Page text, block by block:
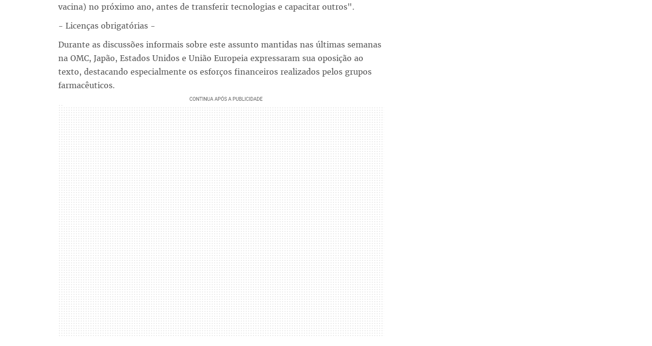
vacina) no próximo ano, antes de transferir tecnologias e capacitar outros".
- Licenças obrigatórias -
Durante as discussões informais sobre este assunto mantidas nas últimas semanas
na OMC, Japão, Estados Unidos e União Europeia expressaram sua oposição ao
texto, destacando especialmente os esforços financeiros realizados pelos grupos
farmacêuticos.